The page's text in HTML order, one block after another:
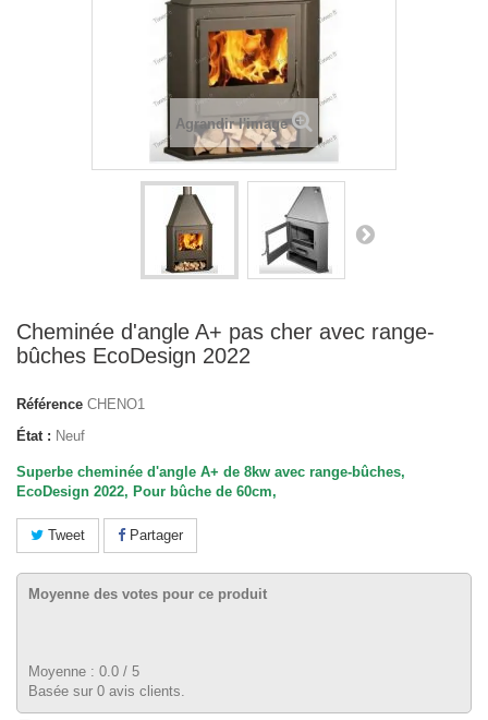
Agrandir l'image
Cheminée d'angle A+ pas cher avec range-
bûches EcoDesign 2022
Référence CHENO1
État : Neuf
Superbe cheminée d'angle A+ de 8kw avec range-bûches,
EcoDesign 2022, Pour bûche de 60cm,
Tweet Partager
Moyenne des votes pour ce produit
Moyenne : 0.0 / 5
Basée sur 0 avis clients.